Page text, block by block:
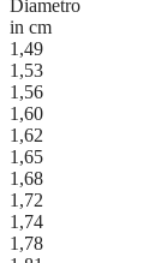
Diametro
in cm
1,49
1,53
1,56
1,60
1,62
1,65
1,68
1,72
1,74
1,78